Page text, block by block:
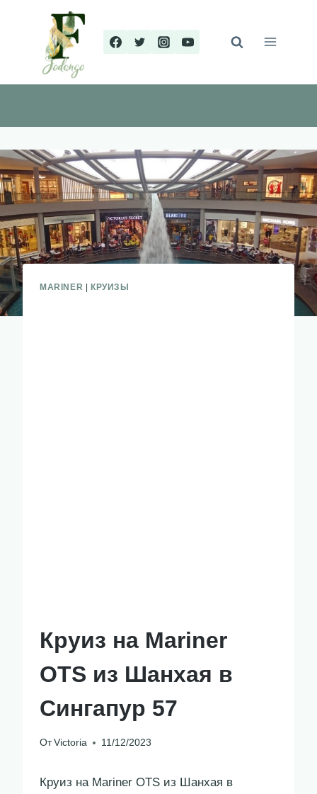
содержимому
MARINER КРУИЗЫ
Круиз на Mariner
OTS из Шанхая в
Сингапур 57
От Victoria 11/12/2023
Круиз на Mariner OTS из Шанхая в